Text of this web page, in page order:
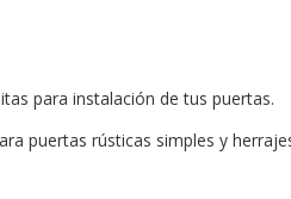
para instalación de tus puertas.
puertas rústicas simples y